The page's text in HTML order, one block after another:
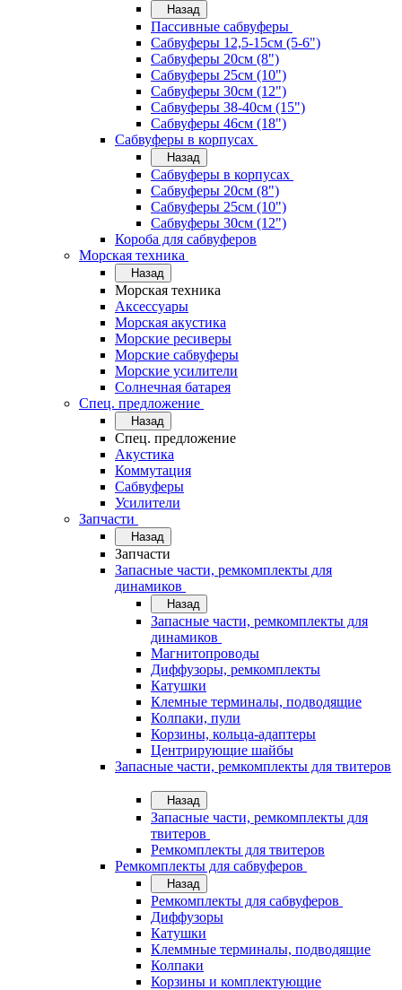
Назад
Пассивные сабвуферы
Сабвуферы 12,5-15см (5-6")
Сабвуферы 20см (8")
Сабвуферы 25см (10")
Сабвуферы 30см (12")
Сабвуферы 38-40см (15")
Сабвуферы 46см (18")
Сабвуферы в корпусах
Назад
Сабвуферы в корпусах
Сабвуферы 20см (8")
Сабвуферы 25см (10")
Сабвуферы 30см (12")
Короба для сабвуферов
Морская техника
Назад
Морская техника
Аксессуары
Морская акустика
Морские ресиверы
Морские сабвуферы
Морские усилители
Солнечная батарея
Спец. предложение
Назад
Спец. предложение
Акустика
Коммутация
Сабвуферы
Усилители
Запчасти
Назад
Запчасти
Запасные части, ремкомплекты для
динамиков
Назад
Запасные части, ремкомплекты для
динамиков
Магнитопроводы
Диффузоры, ремкомплекты
Катушки
Клемные терминалы, подводящие
Колпаки, пули
Корзины, кольца-адаптеры
Центрирующие шайбы
Запасные части, ремкомплекты для твитеров
Назад
Запасные части, ремкомплекты для
твитеров
Ремкомплекты для твитеров
Ремкомплекты для сабвуферов
Назад
Ремкомплекты для сабвуферов
Диффузоры
Катушки
Клеммные терминалы, подводящие
Колпаки
Корзины и комплектующие